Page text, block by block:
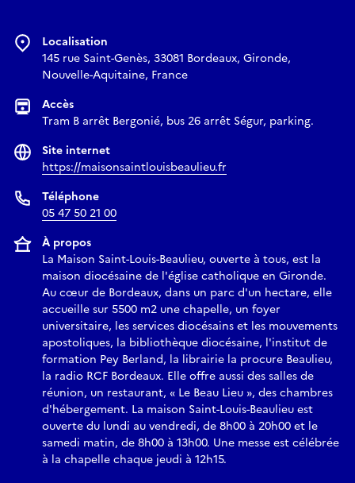
Localisation
145 rue Saint-Genès, 33081 Bordeaux, Gironde,
Nouvelle-Aquitaine, France
Accès
Tram B arrêt Bergonié, bus 26 arrêt Ségur, parking.
Site internet
https://maisonsaintlouisbeaulieu.fr
Téléphone
05 47 50 21 00
À propos
La Maison Saint-Louis-Beaulieu, ouverte à tous, est la
maison diocésaine de l'église catholique en Gironde.
Au cœur de Bordeaux, dans un parc d'un hectare, elle
accueille sur 5500 m2 une chapelle, un foyer
universitaire, les services diocésains et les mouvements
apostoliques, la bibliothèque diocésaine, l'institut de
formation Pey Berland, la librairie la procure Beaulieu,
la radio RCF Bordeaux. Elle offre aussi des salles de
réunion, un restaurant, « Le Beau Lieu », des chambres
d'hébergement. La maison Saint-Louis-Beaulieu est
ouverte du lundi au vendredi, de 8h00 à 20h00 et le
samedi matin, de 8h00 à 13h00. Une messe est célébrée
à la chapelle chaque jeudi à 12h15.